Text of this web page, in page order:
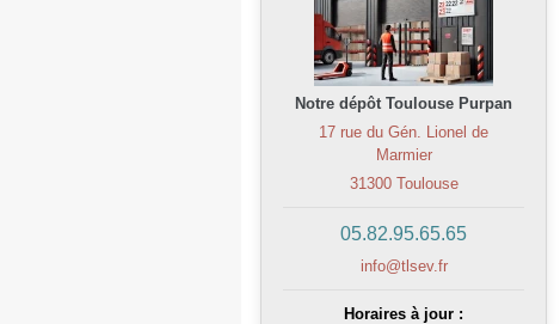
Notre dépôt Toulouse Purpan
17 rue du Gén. Lionel de
Marmier
31300 Toulouse
05.82.95.65.65
info@tlsev.fr
Horaires à jour :